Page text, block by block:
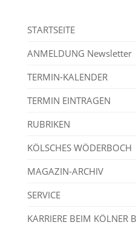
STARTSEITE
ANMELDUNG Newsletter
TERMIN-KALENDER
TERMIN EINTRAGEN
RUBRIKEN
KÖLSCHES WÖDERBOCH
MAGAZIN-ARCHIV
SERVICE
KARRIERE BEIM KÖLNER